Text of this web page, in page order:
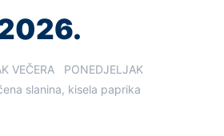
VEČERA PONEDJELJAK
slanina, kisela paprika